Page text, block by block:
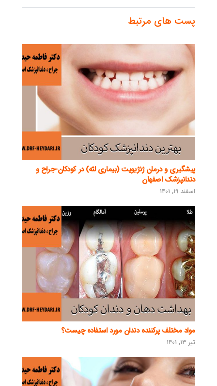
پست های مرتبط
پیشگیری و درمان ژنژیویت (بیماری لثه) در کودکان-جراح و
دندانپزشک اصفهان
اسفند ۱۹, ۱۴۰۱
مواد مختلف پرکننده دندان مورد استفاده چیست؟
تیر ۱۳, ۱۴۰۱